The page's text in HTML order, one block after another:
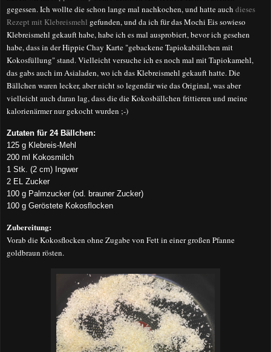
gegessen. Ich wollte die schon lange mal nachkochen, und hatte auch dieses
Rezept mit Klebreismehl gefunden, und da ich für das Mochi Eis sowieso
Klebreismehl gekauft habe, habe ich es mal ausprobiert, bevor ich gesehen
habe, dass in der Hippie Chay Karte "gebackene Tapiokabällchen mit
Kokosfüllung" stand. Vielleicht versuche ich es noch mal mit Tapiokamehl,
das gabs auch im Asialaden, wo ich das Klebreismehl gekauft hatte. Die
Bällchen waren lecker, aber nicht so legendär wie das Original, was aber
vielleicht auch daran lag, dass die die Kokosbällchen frittieren und meine
kalorienärmer nur gekocht wurden ;-)
Zutaten für 24 Bällchen:
125 g Klebreis-Mehl
200 ml Kokosmilch
1 Stk. (2 cm) Ingwer
2 EL Zucker
100 g Palmzucker (od. brauner Zucker)
100 g Geröstete Kokosflocken
Zubereitung:
Vorab die Kokosflocken ohne Zugabe von Fett in einer großen Pfanne
goldbraun rösten.